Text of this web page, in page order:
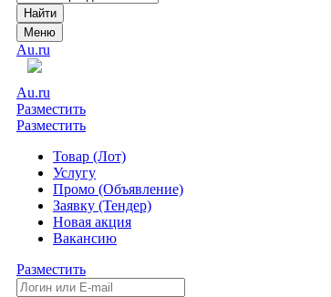
Найти
Меню
Au.ru
Au.ru
Разместить
Разместить
Товар (Лот)
Услугу
Промо (Объявление)
Заявку (Тендер)
Новая акция
Вакансию
Разместить